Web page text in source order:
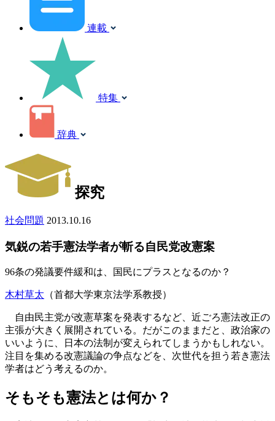
連載
特集
辞典
探究
社会問題 2013.10.16
気鋭の若手憲法学者が斬る自民党改憲案
96条の発議要件緩和は、国民にプラスとなるのか？
木村草太 （首都大学東京法学系教授）
自由民主党が改憲草案を発表するなど、近ごろ憲法改正の
主張が大きく展開されている。だがこのままだと、政治家の
いいように、日本の法制が変えられてしまうかもしれない。
注目を集める改憲議論の争点などを、次世代を担う若き憲法
学者はどう考えるのか。
そもそも憲法とは何か？